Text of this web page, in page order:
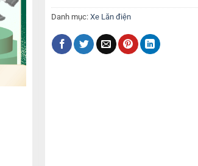
Danh mục: Xe Lăn điện